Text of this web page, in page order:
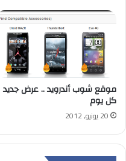
موقع شوب أندرويد .. عرض جديد
كل يوم
20 يونيو, 2012